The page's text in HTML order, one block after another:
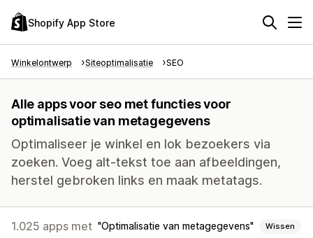
Shopify App Store
Winkelontwerp Siteoptimalisatie SEO
Alle apps voor seo met functies voor
optimalisatie van metagegevens
Optimaliseer je winkel en lok bezoekers via
zoeken. Voeg alt-tekst toe aan afbeeldingen,
herstel gebroken links en maak metatags.
1.025 apps met Optimalisatie van metagegevens Wissen